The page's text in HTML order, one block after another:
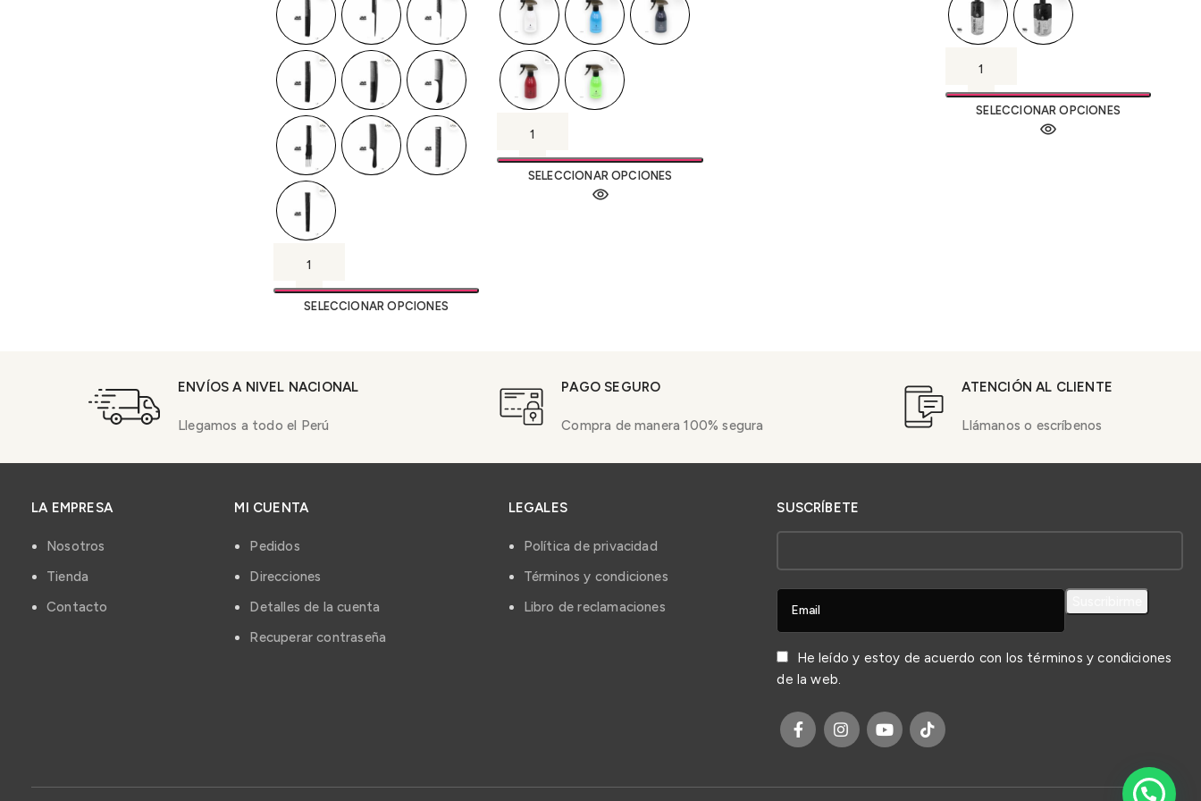
SELECCIONAR OPCIONES
SELECCIONAR OPCIONES
SELECCIONAR OPCIONES
ENVÍOS A NIVEL NACIONAL
Llegamos a todo el Perú
PAGO SEGURO
Compra de manera 100% segura
ATENCIÓN AL CLIENTE
Llámanos o escríbenos
LA EMPRESA
Nosotros
Tienda
Contacto
MI CUENTA
Pedidos
Direcciones
Detalles de la cuenta
Recuperar contraseña
LEGALES
Política de privacidad
Términos y condiciones
Libro de reclamaciones
SUSCRÍBETE
He leído y estoy de acuerdo con los términos y condiciones
de la web.